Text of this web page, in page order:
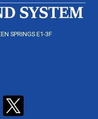
SPRINGS E1-3F